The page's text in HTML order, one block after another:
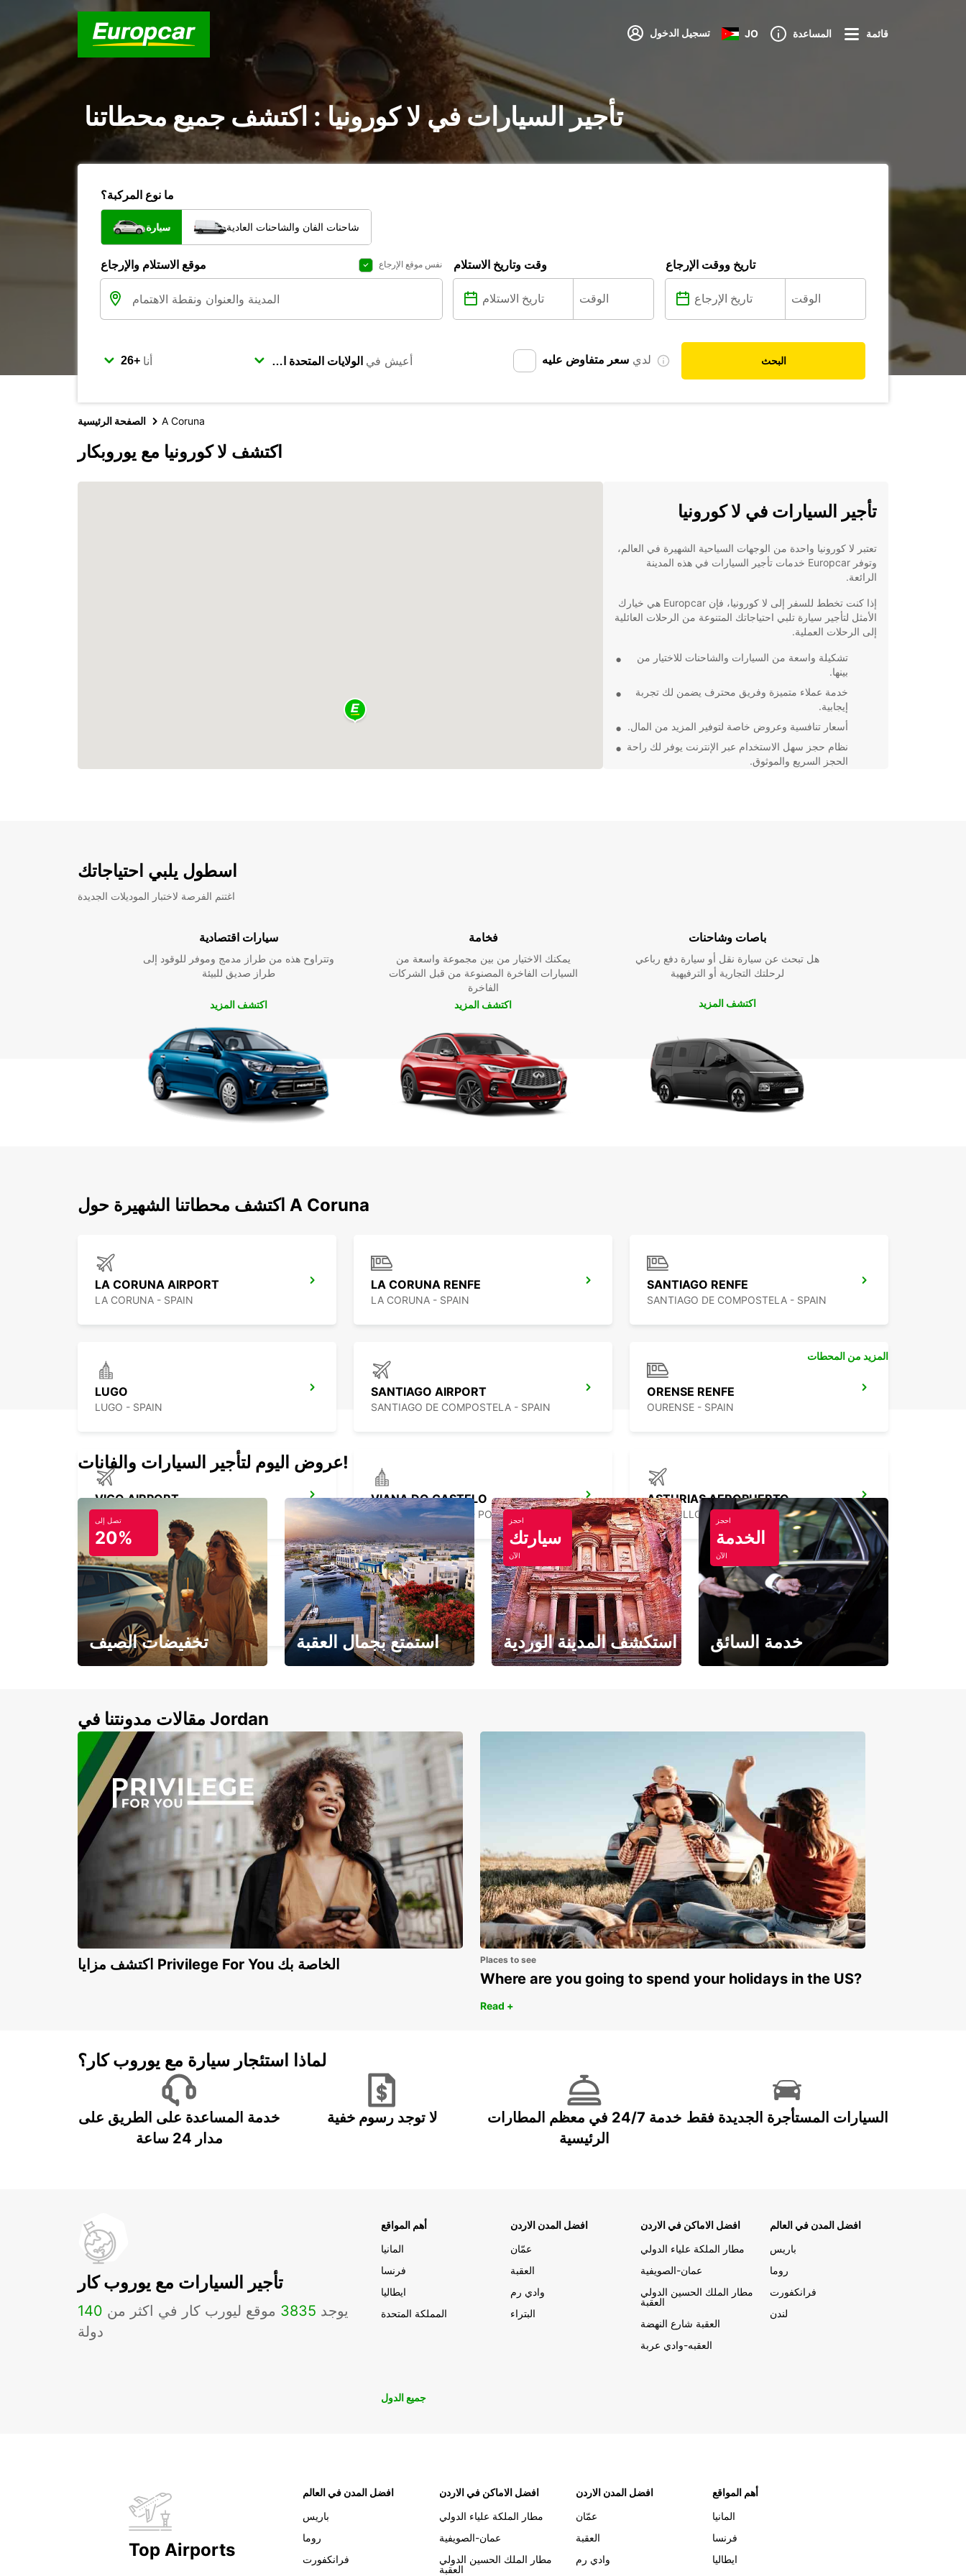
تسجيل الدخول JO المساعدة قائمة
تأجير السيارات في لا كورونيا : اكتشف جميع محطاتنا
ما نوع المركبة؟
سيارة شاحنات الفان والشاحنات العادية
موقع الاستلام والإرجاع نفس موقع الإرجاع وقت وتاريخ الاستلام تاريخ ووقت الإرجاع
أنا أعيش في لدي سعر متفاوض عليه البحث
الصفحة الرئيسية A Coruna
اكتشف لا كورونيا مع يوروبكار
تأجير السيارات في لا كورونيا
تعتبر لا كورونيا واحدة من الوجهات السياحية الشهيرة في العالم،
وتوفر Europcar خدمات تأجير السيارات في هذه المدينة
الرائعة.
إذا كنت تخطط للسفر إلى لا كورونيا، فإن Europcar هي خيارك
الأمثل لتأجير سيارة تلبي احتياجاتك المتنوعة من الرحلات العائلية
إلى الرحلات العملية.
تشكيلة واسعة من السيارات والشاحنات للاختيار من
بينها.
خدمة عملاء متميزة وفريق محترف يضمن لك تجربة
إيجابية.
أسعار تنافسية وعروض خاصة لتوفير المزيد من المال.
نظام حجز سهل الاستخدام عبر الإنترنت يوفر لك راحة
الحجز السريع والموثوق.
اسطول يلبي احتياجاتك
اغتنم الفرصة لاختبار الموديلات الجديدة
سيارات اقتصادية
وتتراوح هذه من طراز مدمج وموفر للوقود إلى
طراز صديق للبيئة
اكتشف المزيد
فخامة
يمكنك الاختيار من بين مجموعة واسعة من
السيارات الفاخرة المصنوعة من قبل الشركات
الفاخرة
اكتشف المزيد
باصات وشاحنات
هل تبحث عن سيارة نقل أو سيارة دفع رباعي
لرحلتك التجارية أو الترفيهية
اكتشف المزيد
اكتشف محطاتنا الشهيرة حول A Coruna
LA CORUNA AIRPORT
LA CORUNA - SPAIN
LA CORUNA RENFE
LA CORUNA - SPAIN
SANTIAGO RENFE
SANTIAGO DE COMPOSTELA - SPAIN
LUGO
LUGO - SPAIN
SANTIAGO AIRPORT
SANTIAGO DE COMPOSTELA - SPAIN
ORENSE RENFE
OURENSE - SPAIN
VIGO AIRPORT
VIGO - SPAIN
VIANA DO CASTELO
VIANA DO CASTELO - PORTUGAL
ASTURIAS AEROPUERTO
CASTRILLON - SPAIN
BRAGA
BRAGA - PORTUGAL
المزيد من المحطات
عروض اليوم لتأجير السيارات والفانات!
تصل إلى
20%
تخفيضات الصيف استمتع بجمال العقبة
احجز
سيارتك
الآن
استكشف المدينة الوردية
احجز
الخدمة
الآن
خدمة السائق
مقالات مدونتنا في Jordan
اكتشف مزايا Privilege For You الخاصة بك Places to see
Where are you going to spend your holidays in the US?
Read +
لماذا استئجار سيارة مع يوروب كار؟
خدمة المساعدة على الطريق على
مدار 24 ساعة
لا توجد رسوم خفية
خدمة 24/7 في معظم المطارات
الرئيسية
السيارات المستأجرة الجديدة فقط
تأجير السيارات مع يوروب كار
يوجد 3835 موقع ليورب كار في اكثر من 140
دولة
أهم المواقع
المانيا
فرنسا
ايطاليا
المملكة المتحدة
افضل المدن الاردن
عمّان
العقبة
وادي رم
البتراء
افضل الاماكن في الاردن
مطار الملكة علياء الدولي
عمان-الصويفية
مطار الملك الحسين الدولي
العقبة
العقبة شارع النهضة
العقبه-وادي عربة
افضل المدن في العالم
باريس
روما
فرانكفورت
لندن
جميع الدول
Top Airports
افضل المدن في العالم
باريس
روما
فرانكفورت
افضل الاماكن في الاردن
مطار الملكة علياء الدولي
عمان-الصويفية
مطار الملك الحسين الدولي
العقبة
افضل المدن الاردن
عمّان
العقبة
وادي رم
أهم المواقع
المانيا
فرنسا
ايطاليا